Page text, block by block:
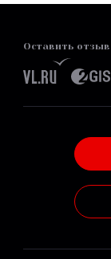
Оставить отзыв